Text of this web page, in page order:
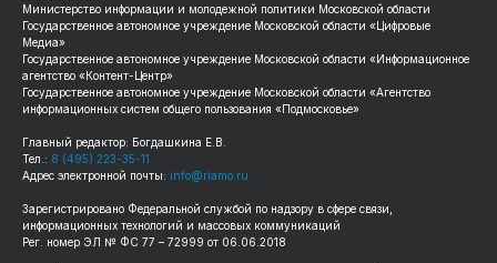
Министерство информации и молодежной политики Московской области
Государственное автономное учреждение Московской области «Цифровые
Медиа»
Государственное автономное учреждение Московской области «Информационное
агентство «Контент-Центр»
Государственное автономное учреждение Московской области «Агентство
информационных систем общего пользования «Подмосковье»
Главный редактор: Богдашкина Е.В.
Тел.: 8 (495) 223-35-11
Адрес электронной почты: info@riamo.ru
Зарегистрировано Федеральной службой по надзору в сфере связи,
информационных технологий и массовых коммуникаций
Рег. номер ЭЛ № ФС 77 – 72999 от 06.06.2018